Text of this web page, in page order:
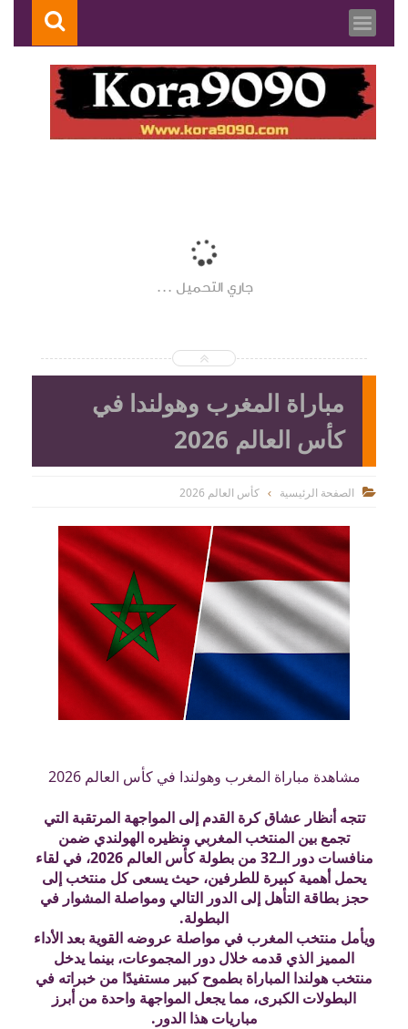
جاري التحميل ...
مباراة المغرب وهولندا في
كأس العالم 2026
 الصفحة الرئيسية كأس العالم 2026
مشاهدة مباراة المغرب وهولندا في كأس العالم 2026
تتجه أنظار عشاق كرة القدم إلى المواجهة المرتقبة التي
تجمع بين المنتخب المغربي ونظيره الهولندي ضمن
منافسات دور الـ32 من بطولة كأس العالم 2026، في لقاء
يحمل أهمية كبيرة للطرفين، حيث يسعى كل منتخب إلى
حجز بطاقة التأهل إلى الدور التالي ومواصلة المشوار في
البطولة.
ويأمل منتخب المغرب في مواصلة عروضه القوية بعد الأداء
المميز الذي قدمه خلال دور المجموعات، بينما يدخل
منتخب هولندا المباراة بطموح كبير مستفيدًا من خبراته في
البطولات الكبرى، مما يجعل المواجهة واحدة من أبرز
مباريات هذا الدور.